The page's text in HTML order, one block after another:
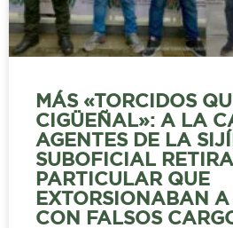
MÁS «TORCIDOS
CIGÜEÑAL»: A LA
AGENTES DE LA
SUBOFICIAL
PARTICULAR QUE
EXTORSIONABAN
CON FALSOS